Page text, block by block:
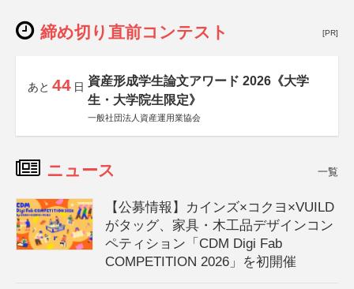
締め切り直前コンテスト [PR]
あと 44 日 資産形成学生論文アワード 2026《大学
生・大学院生限定》
一般社団法人資産運用業協会
ニュース 一覧
【公募情報】カインズ×コクヨ×VUILD
がタッグ、家具・木工品デザインコン
ペティション「CDM Digi Fab
COMPETITION 2026」を初開催